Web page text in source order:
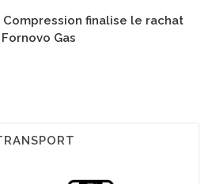
Compression finalise le rachat
Gas